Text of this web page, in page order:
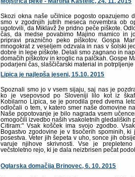
Skozi okna naše učilnice pogosto opazujemo
smo v zgodnjih jutrih meseca novembra ob
ugotovili, da Miklavž že pridno peče piškote.
čas, da medse povabimo Majino mamico in
pripravi praznično peko piškotov. Gospa
mnogokrat z veseljem odzvala in nas v šolski
dobre in lepe piškote. Delali smo zagnano in
domačih piškotov in kroglic na palčkah. Gospe
podarjeni čas, slaščičarski material in
Lipica je najlepša jeseni, 15.10. 2015
Spoznali smo jo v vsem sijaju, saj nas je
ko je vsepovsod po Sloveniji lilo kot iz
Kobilarno Lipica, se je porodila pred dvema
odločali o tem, v katero smer naše domovine
Naše popotovanje je bilo nagrada vsem
omogočili izvedbo naših vsakoletnih gledaliških
Citiram:" Vsak košček ima svojo zgodbo.
Bogastvo zgodovine je v tisočerih spominih, ki
posestva. Veter jih šepeta v uho, sonce jih
varuje njihove skrivnosti. Vse je
večstoletno rejo, ki je dala neizbrisen pečat
Oglarska domačija Brinovec, 6. 10. 2015